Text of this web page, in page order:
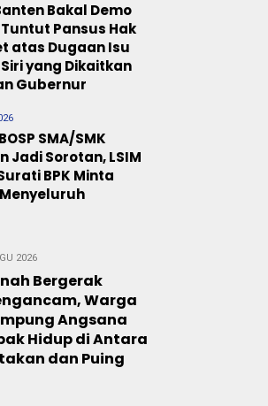
Bakal Demo
Tuntut Pansus Hak
atas Dugaan Isu
yang Dikaitkan
Gubernur
SMA/SMK
Jadi Sorotan, LSIM
BPK Minta
2026
Bergerak
Warga
Angsana
Hidup di Antara
dan Puing